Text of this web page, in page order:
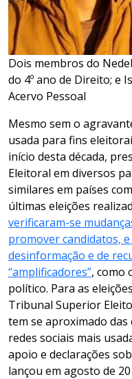
Dois membros do
do 4º ano de Direito; e
Acervo Pessoal
Mesmo sem o
usada para fins
início desta década,
Eleitoral em diversos
similares em países
últimas eleições
verificaram-se
promover candidatos,
desinformação e de
“amplificadores”, como
político. Para as
Tribunal Superior
tem se aproximado
redes sociais mais
apoio e declarações
lançou em agosto de